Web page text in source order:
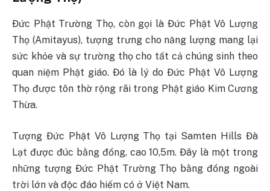
Đức Phật Trường Thọ, còn gọi là Đức Phật Vô Lượng
Thọ (Amitayus), tượng trưng cho năng lượng mang lại
sức khỏe và sự trường thọ cho tất cả chúng sinh theo
quan niệm Phật giáo. Đó là lý do Đức Phật Vô Lượng
Thọ được tôn thờ rộng rãi trong Phật giáo Kim Cương
Thừa.
Tượng Đức Phật Vô Lượng Thọ tại Samten Hills Đà
Lạt được đúc bằng đồng, cao 10,5m. Đây là một trong
những tượng Đức Phật Trường Thọ bằng đồng ngoài
trời lớn và độc đáo hiếm có ở Việt Nam.